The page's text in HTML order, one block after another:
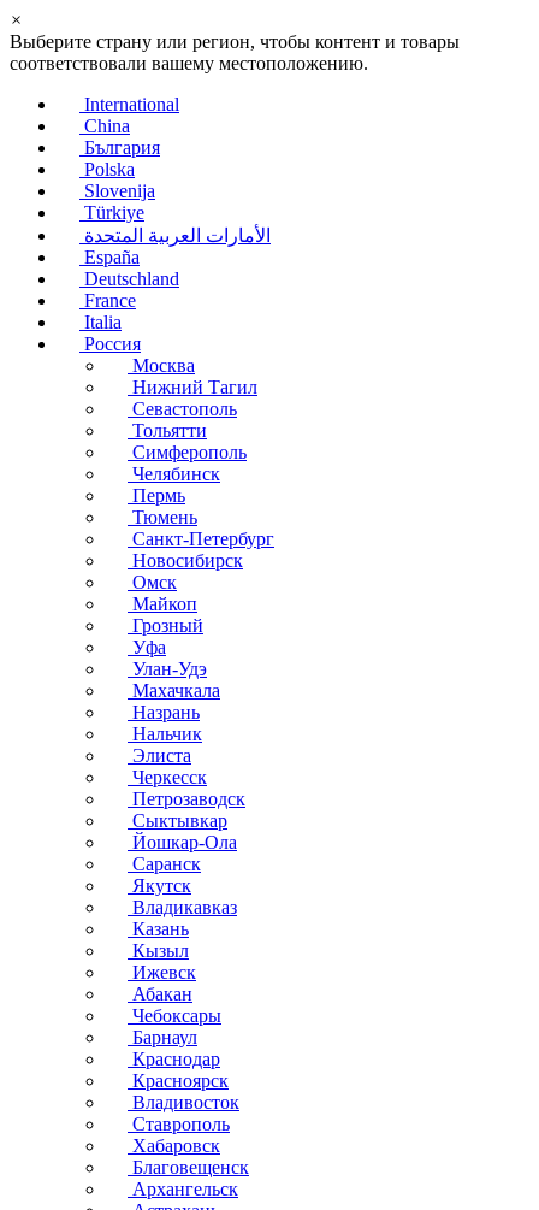
×
Выберите страну или регион, чтобы контент и товары
соответствовали вашему местоположению.
International
China
България
Polska
Slovenija
Türkiye
الأمارات العربية المتحدة
España
Deutschland
France
Italia
Россия
Москва
Нижний Тагил
Севастополь
Тольятти
Симферополь
Челябинск
Пермь
Тюмень
Санкт-Петербург
Новосибирск
Омск
Майкоп
Грозный
Уфа
Улан-Удэ
Махачкала
Назрань
Нальчик
Элиста
Черкесск
Петрозаводск
Сыктывкар
Йошкар-Ола
Саранск
Якутск
Владикавказ
Казань
Кызыл
Ижевск
Абакан
Чебоксары
Барнаул
Краснодар
Красноярск
Владивосток
Ставрополь
Хабаровск
Благовещенск
Архангельск